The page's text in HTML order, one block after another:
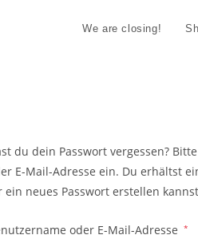
We are closing!
du dein Passwort vergessen?
E-Mail-Adresse ein. Du erhältst
ein neues Passwort erstellen
oder E-Mail-Adresse *